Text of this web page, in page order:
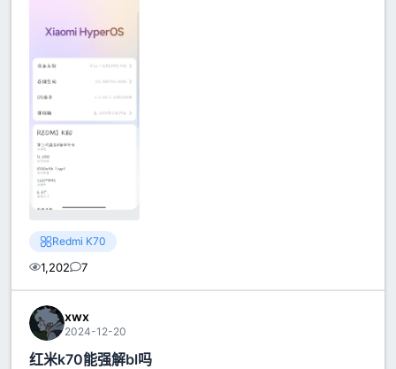
Redmi K70
1,202 7
xwx
2024-12-20
红米k70能强解bl吗